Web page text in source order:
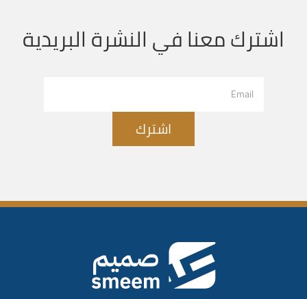
اشترك معنا في النشرة البريدية
اشترك